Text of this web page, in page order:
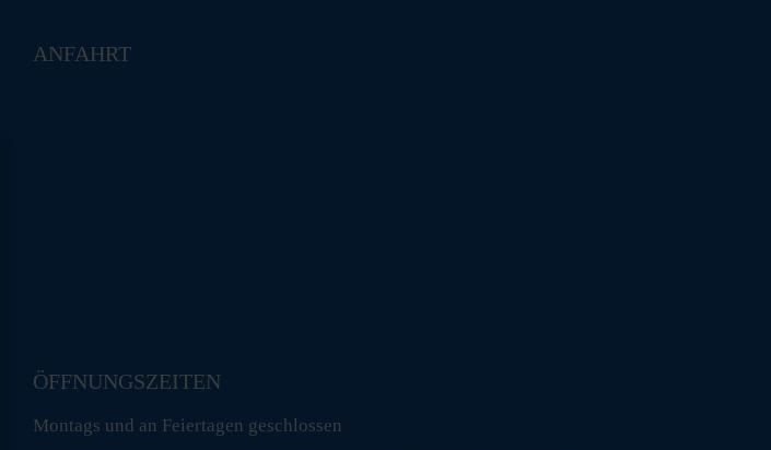
ANFAHRT
ÖFFNUNGSZEITEN
Montags und an Feiertagen geschlossen